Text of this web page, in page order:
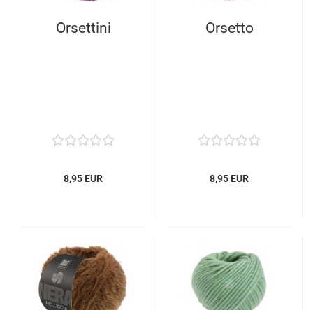
Orsettini
8,95 EUR
Orsetto
8,95 EUR